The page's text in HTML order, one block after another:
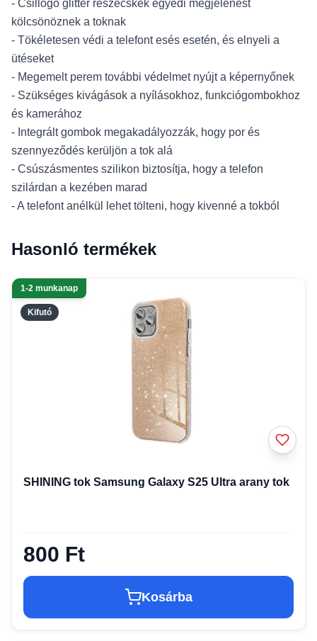
- Csillogó glitter részecskék egyedi megjelenést
kölcsönöznek a toknak
- Tökéletesen védi a telefont esés esetén, és elnyeli a
ütéseket
- Megemelt perem további védelmet nyújt a képernyőnek
- Szükséges kivágások a nyílásokhoz, funkciógombokhoz
és kamerához
- Integrált gombok megakadályozzák, hogy por és
szennyeződés kerüljön a tok alá
- Csúszásmentes szilikon biztosítja, hogy a telefon
szilárdan a kezében marad
- A telefont anélkül lehet tölteni, hogy kivenné a tokból
Hasonló termékek
Kifutó
1-2 munkanap
SHINING tok Samsung Galaxy S25 Ultra arany tok
800 Ft
Kosárba